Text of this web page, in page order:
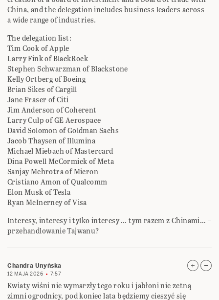
China, and the delegation includes business leaders across
a wide range of industries.
The delegation list:
Tim Cook of Apple
Larry Fink of BlackRock
Stephen Schwarzman of Blackstone
Kelly Ortberg of Boeing
Brian Sikes of Cargill
Jane Fraser of Citi
Jim Anderson of Coherent
Larry Culp of GE Aerospace
David Solomon of Goldman Sachs
Jacob Thaysen of Illumina
Michael Miebach of Mastercard
Dina Powell McCormick of Meta
Sanjay Mehrotra of Micron
Cristiano Amon of Qualcomm
Elon Musk of Tesla
Ryan McInerney of Visa
Interesy, interesy i tylko interesy … tym razem z Chinami… –
przehandlowanie Tajwanu?
Chandra Unyńska
12 MAJA 2026 7:57
Kwiaty wiśni nie wymarzły tego roku i jabłoni nie zetną
zimni ogrodnicy, pod koniec lata będziemy cieszyć się